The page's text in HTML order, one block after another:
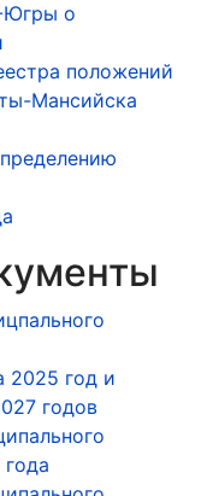
Югры о
положений
Мансийска
2025 год и
годов